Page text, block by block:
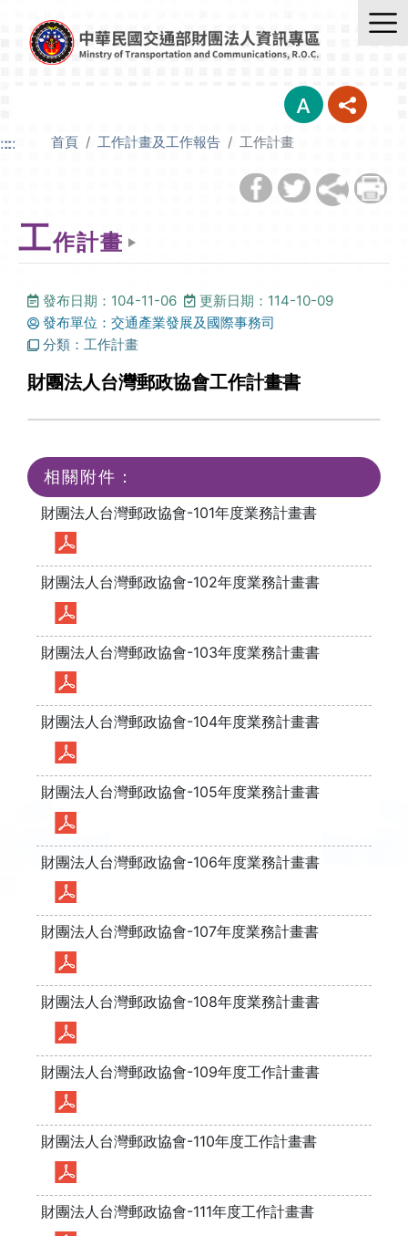
:::::: 首頁 工作計畫及工作報告 工作計畫
工作計畫
發布日期：104-11-06
更新日期：114-10-09
發布單位：交通產業發展及國際事務司
分類：工作計畫
財團法人台灣郵政協會工作計畫書
相關附件：
財團法人台灣郵政協會-101年度業務計畫書
財團法人台灣郵政協會-102年度業務計畫書
財團法人台灣郵政協會-103年度業務計畫書
財團法人台灣郵政協會-104年度業務計畫書
財團法人台灣郵政協會-105年度業務計畫書
財團法人台灣郵政協會-106年度業務計畫書
財團法人台灣郵政協會-107年度業務計畫書
財團法人台灣郵政協會-108年度業務計畫書
財團法人台灣郵政協會-109年度工作計畫書
財團法人台灣郵政協會-110年度工作計畫書
財團法人台灣郵政協會-111年度工作計畫書